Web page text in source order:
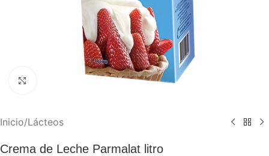
Haga clic para ampliar
Inicio/Lácteos
Crema de Leche Parmalat litro